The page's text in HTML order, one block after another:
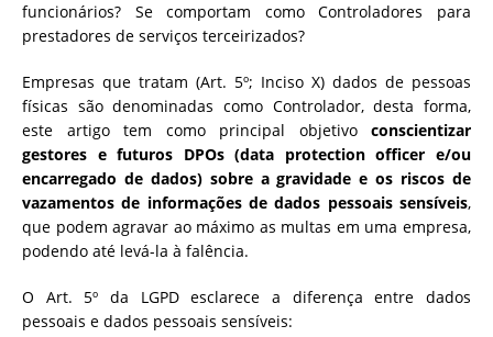
funcionários? Se comportam como Controladores para
prestadores de serviços terceirizados?
Empresas que tratam (Art. 5º; Inciso X) dados de pessoas
físicas são denominadas como Controlador, desta forma,
este artigo tem como principal objetivo conscientizar
gestores e futuros DPOs (data protection officer e/ou
encarregado de dados) sobre a gravidade e os riscos de
vazamentos de informações de dados pessoais sensíveis,
que podem agravar ao máximo as multas em uma empresa,
podendo até levá-la à falência.
O Art. 5º da LGPD esclarece a diferença entre dados
pessoais e dados pessoais sensíveis: